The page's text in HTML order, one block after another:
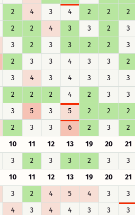
2 4 3 4 2 2 2
2 2 4 3 3 2 3
3 2 3 3 2 2 3
2 3 3 4 3 3 2
3 4 3 4 3 3 3
2 2 2 4 2 3 3
3 5 3 5 2 2 2
2 3 3 6 2 3 2
10 11 12 13 19 20 21
3 2 3 3 2 3 3
10 11 12 13 19 20 21
3 2 4 5 4 3 3
4 3 4 4 3 3 3